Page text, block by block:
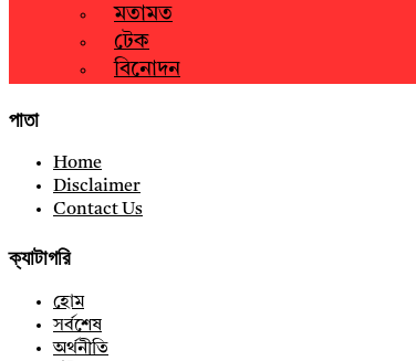
মতামত
টেক
বিনোদন
পাতা
Home
Disclaimer
Contact Us
ক্যাটাগরি
হোম
সর্বশেষ
অর্থনীতি